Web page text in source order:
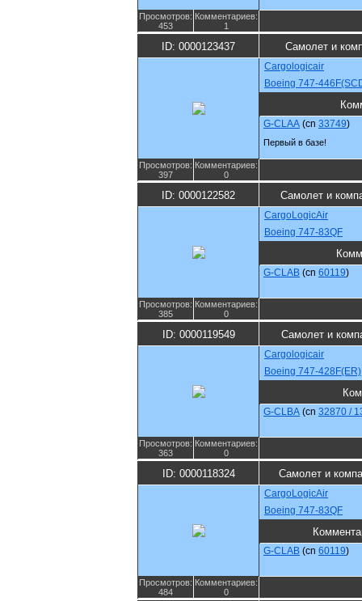
Просмотров:
453
Комментариев:
1
ID: 0000123437 Самолет и
Cargologicair
Boeing 747-
G-CLAA (cn 33749)
Первый в базе!
Просмотров:
397
Комментариев:
0
ID: 0000122582 Самолет и
CargoLogicAir
Boeing 747-83QF
G-CLAB (cn 60119)
Просмотров:
385
Комментариев:
0
ID: 0000119549 Самолет и
Cargologicair
Boeing 747-428F(ER)
G-CLBA (cn 32870 /
Просмотров:
363
Комментариев:
0
ID: 0000118324 Самолет и
CargoLogicAir
Boeing 747-83QF
G-CLAB (cn 60119)
Просмотров:
484
Комментариев:
0